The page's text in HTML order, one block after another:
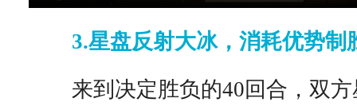
3.星盘反射大冰，消耗优势制
来到决定胜负的40回合，双方